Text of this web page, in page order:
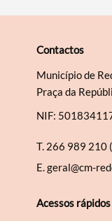
Contactos
Município de
Praça da
NIF:
T. 266 989 210
E.geral@cm-
Acessos rápidos